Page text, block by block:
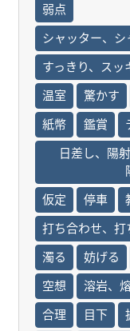
弱点
シャッター、
すっきり、スッ
温室
驚かす
紙幣
鑑賞
日差し、陽
仮定
停車
打ち合わせ、
濁る
妨げる
空想
溶岩、
合理
目下